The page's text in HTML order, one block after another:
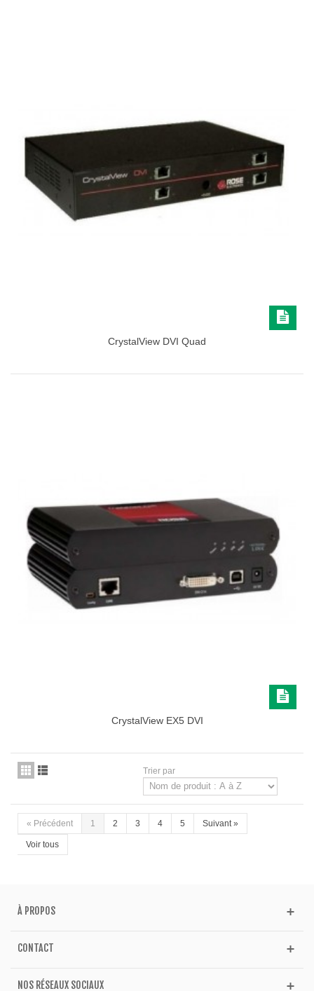
CrystalView DVI Quad
CrystalView EX5 DVI
Trier par
« Précédent 1 2 3 4 5 Suivant»
Voir tous
À PROPOS
CONTACT
NOS RÉSEAUX SOCIAUX